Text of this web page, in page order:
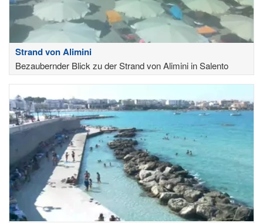
Strand von Alimini
Bezaubernder Blick zu der Strand von Alimini in Salento